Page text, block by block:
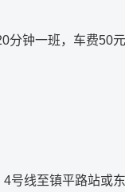
钟一班，车费50
号线至镇平路站或